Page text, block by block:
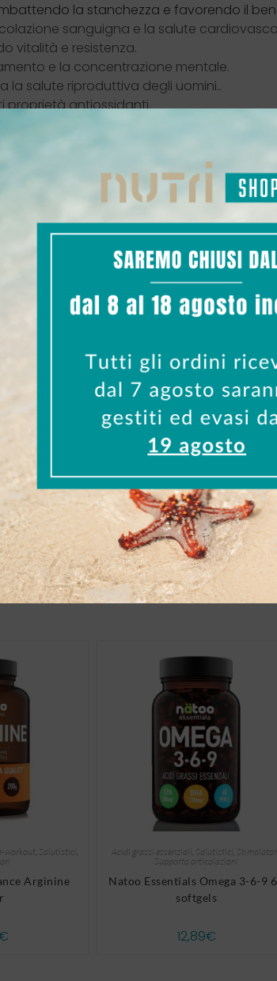
la stanchezza e favorendo il
sanguigna e la salute
vitalità e resistenza.
e la concentrazione mentale.
la salute riproduttiva degli uomini..
proprietà antiossidanti.
varie funzioni corporee, tra cui la
da 2 a 4 capsule al giorno con
Benth.) corteccia e.s. (D/E: 4/1); RedNite™
allo 0,5% in beta-ecdysterone; Fieno Greco (
somnifera
(L.) Dunal.) radice e.s. tit. al
in procianidine oligomeriche (OPCs)];
colecalciferolo; acetato di D-alfa-
Gli integratori alimentari non vanno
a 3 anni.
valutano
SICURI
migliori piattaforme
di pagamento
RESO
entro 10
Info Resi
workout, Salutistici ,
Arginine
Acidi grassi essenziali , Salutistici , Stimolatori
Supporto articolazioni
Natoo Essentials Omega 3-6-9
softgels
12,89€